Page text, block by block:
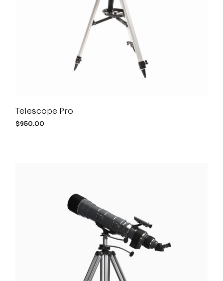
Telescope Pro
$950.00